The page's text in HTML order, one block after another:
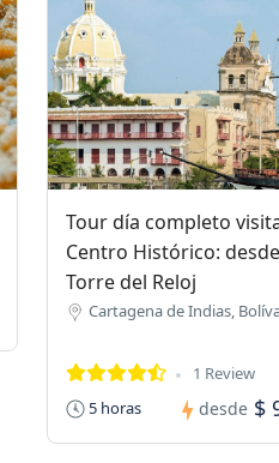
Tour día completo
Centro Histórico:
Torre del Reloj
Cartagena de Indias,
1 Review
5 horas
desde $